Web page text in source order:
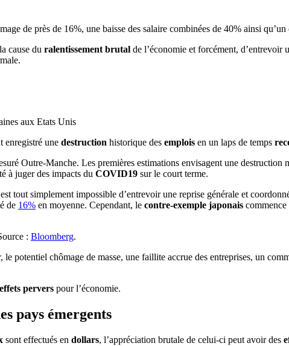
de près de 16%, une baisse des salaire combinées de 40% ainsi
cause du ralentissement brutal de l’économie et forcément, d’entrevoir
aux Etats Unis
enregistré une destruction historique des emplois en un laps de temps
Outre-Manche. Les premières estimations envisagent une
à juger des impacts du COVID19 sur le court terme.
tout simplement impossible d’entrevoir une reprise générale et
de 16% en moyenne. Cependant, le contre-exemple japonais commence
: Bloomberg.
le potentiel chômage de masse, une faillite accrue des entreprises, un
effets pervers pour l’économie.
pays émergents
sont effectués en dollars, l’appréciation brutale de celui-ci peut avoir des